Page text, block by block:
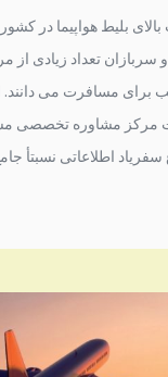
بلیط هواپیما در
سربازان تعداد زیادی از
برای مسافرت می دانند.
مرکز مشاوره تخصصی
اطلاعاتی نسبتأ